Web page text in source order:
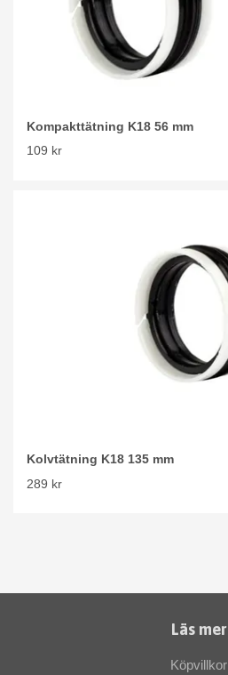
Kompakttätning K18 56 mm
109 kr
Kolvtätning K18 135 mm
289 kr
Läs mer
Köpvillkor